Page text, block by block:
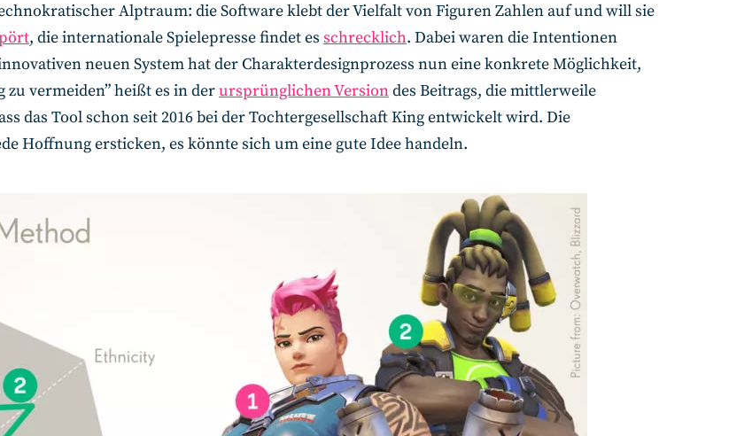
Alptraum: die Software klebt der Vielfalt von Figuren Zahlen auf und will sie
, die internationale Spielepresse findet es schrecklich. Dabei waren die Intentionen
neuen System hat der Charakterdesignprozess nun eine konkrete Möglichkeit,
vermeiden” heißt es in derursprünglichen Versiondes Beitrags, die mittlerweile
das Tool schon seit 2016 bei der Tochtergesellschaft King entwickelt wird. Die
Hoffnung ersticken, es könnte sich um eine gute Idee handeln.